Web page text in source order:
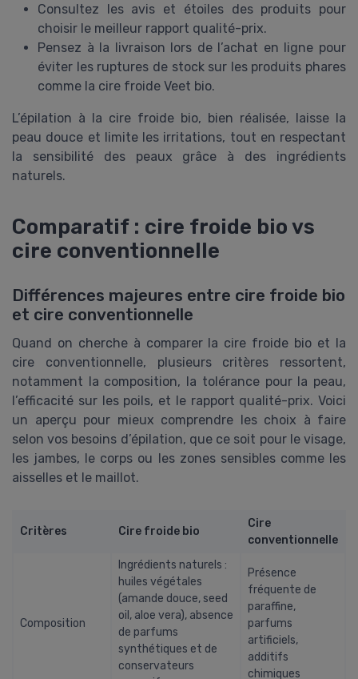
Consultez les avis et étoiles des produits pour
choisir le meilleur rapport qualité-prix.
Pensez à la livraison lors de l’achat en ligne pour
éviter les ruptures de stock sur les produits phares
comme la cire froide Veet bio.
L’épilation à la cire froide bio, bien réalisée, laisse la
peau douce et limite les irritations, tout en respectant
la sensibilité des peaux grâce à des ingrédients
naturels.
Comparatif : cire froide bio vs
cire conventionnelle
Différences majeures entre cire froide bio
et cire conventionnelle
Quand on cherche à comparer la cire froide bio et la
cire conventionnelle, plusieurs critères ressortent,
notamment la composition, la tolérance pour la peau,
l’efficacité sur les poils, et le rapport qualité-prix. Voici
un aperçu pour mieux comprendre les choix à faire
selon vos besoins d’épilation, que ce soit pour le visage,
les jambes, le corps ou les zones sensibles comme les
aisselles et le maillot.
Critères Cire froide bio
Cire
conventionnelle
Composition
Ingrédients naturels :
huiles végétales
(amande douce, seed
oil, aloe vera), absence
de parfums
synthétiques et de
conservateurs
Présence
fréquente de
paraffine,
parfums
artificiels,
additifs
chimiques